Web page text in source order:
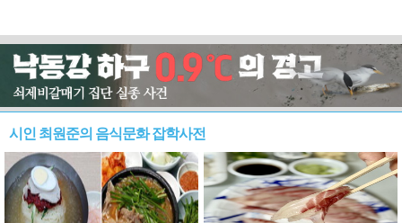
시인 최원준의 음식문화 잡학사전